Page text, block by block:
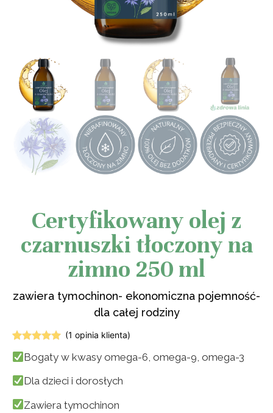
Certyfikowany olej z
czarnuszki tłoczony na
zimno 250 ml
zawiera tymochinon- ekonomiczna pojemność-
dla całej rodziny
5.00na 5
podstawie
oceny
(1 opinia klienta)
Bogaty w kwasy omega-6, omega-9, omega-3
Dla dzieci i dorosłych
Zawiera tymochinon